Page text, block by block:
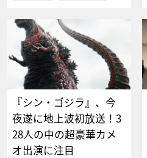
『シン・ゴジラ』、今
夜遂に地上波初放送！3
28人の中の超豪華カメ
オ出演に注目